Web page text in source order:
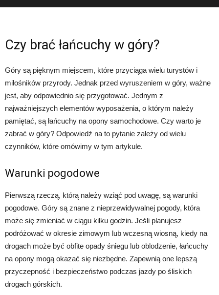
Czy brać łańcuchy w góry?
Góry są pięknym miejscem, które przyciąga wielu turystów i
miłośników przyrody. Jednak przed wyruszeniem w góry, ważne
jest, aby odpowiednio się przygotować. Jednym z
najważniejszych elementów wyposażenia, o którym należy
pamiętać, są łańcuchy na opony samochodowe. Czy warto je
zabrać w góry? Odpowiedź na to pytanie zależy od wielu
czynników, które omówimy w tym artykule.
Warunki pogodowe
Pierwszą rzeczą, którą należy wziąć pod uwagę, są warunki
pogodowe. Góry są znane z nieprzewidywalnej pogody, która
może się zmieniać w ciągu kilku godzin. Jeśli planujesz
podróżować w okresie zimowym lub wczesną wiosną, kiedy na
drogach może być obfite opady śniegu lub oblodzenie, łańcuchy
na opony mogą okazać się niezbędne. Zapewnią one lepszą
przyczepność i bezpieczeństwo podczas jazdy po śliskich
drogach górskich.